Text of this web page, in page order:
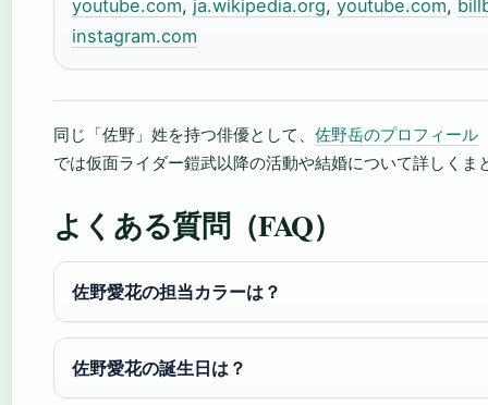
youtube.com, ja.wikipedia.org, youtube.com,
instagram.com
同じ「佐野」姓を持つ俳優として、 佐野岳のプロフィール
では仮面ライダー鎧武以降の活動や結婚について詳しくま
よくある質問（FAQ）
佐野愛花の担当カラーは？
佐野愛花の誕生日は？